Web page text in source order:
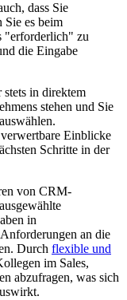
dass Sie
Sie es beim
"erforderlich" zu
die Eingabe
stets in direktem
stehen und Sie
Einblicke
Schritte in der
von CRM-
in
an die
Durch flexible und
im Sales,
abzufragen, was sich